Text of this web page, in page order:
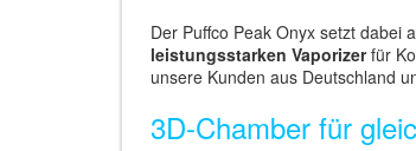
Der Puffco Peak Onyx setzt dabei
leistungsstarken Vaporizerfür
unsere Kunden aus Deutschland
3D-Chamber für